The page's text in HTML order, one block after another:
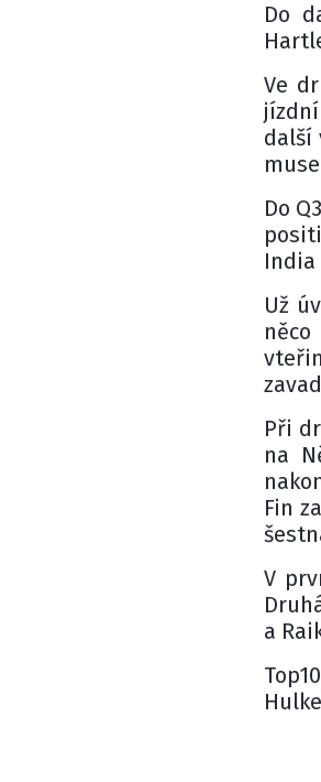
Do
Ve
další
Do
India
Už
Při
na
Fin
V
a